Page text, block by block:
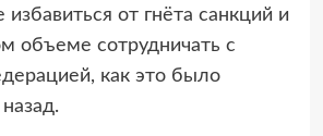
избавиться от гнёта санкций и
объеме сотрудничать с
как это было